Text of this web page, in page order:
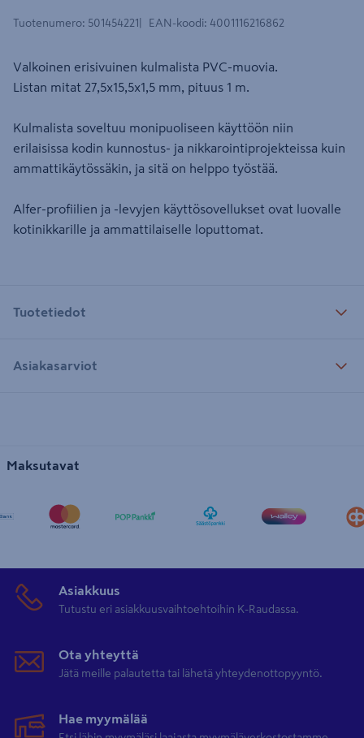
Tuotenumero: 501454221 EAN-koodi: 4001116216862
Valkoinen erisivuinen kulmalista PVC-muovia.
Listan mitat 27,5x15,5x1,5 mm, pituus 1 m.
Kulmalista soveltuu monipuoliseen käyttöön niin
erilaisissa kodin kunnostus- ja nikkarointiprojekteissa kuin
ammattikäytössäkin, ja sitä on helppo työstää.
Alfer-profiilien ja -levyjen käyttösovellukset ovat luovalle
kotinikkarille ja ammattilaiselle loputtomat.
Tuotetiedot
Asiakasarviot
Maksutavat
Asiakkuus
Tutustu eri asiakkuusvaihtoehtoihin K-Raudassa.
Ota yhteyttä
Jätä meille palautetta tai lähetä yhteydenottopyyntö.
Hae myymälää